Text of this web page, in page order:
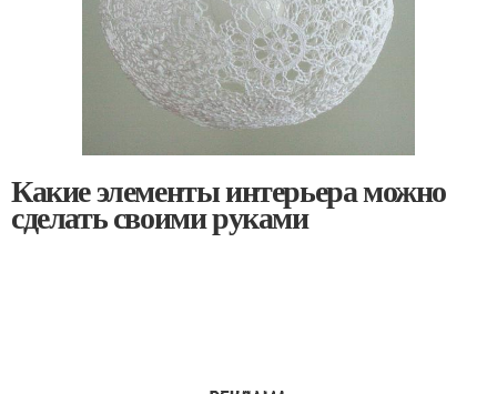
Какие элементы интерьера можно
сделать своими руками